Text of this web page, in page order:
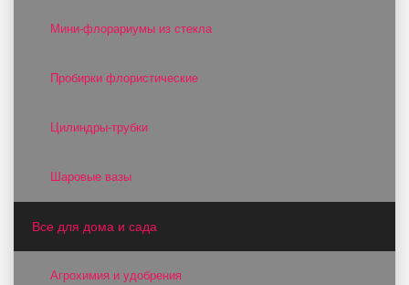
Мини-флорариумы из стекла
Пробирки флористические
Цилиндры-трубки
Шаровые вазы
Все для дома и сада
Агрохимия и удобрения